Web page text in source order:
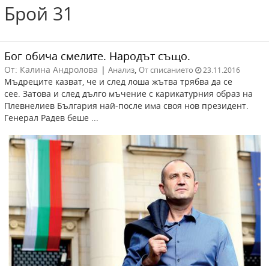
Брой 31
Бог обича смелите. Народът също.
От: Калина Андролова | Анализ, От списанието 23.11.2016
Мъдреците казват, че и след лоша жътва трябва да се
сее. Затова и след дълго мъчение с карикатурния образ на
Плевнелиев България най-после има своя нов президент.
Генерал Радев беше ...